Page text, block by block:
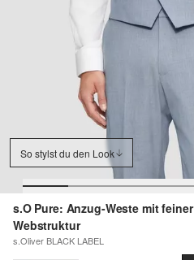
So stylst du den Look
s.O Pure: Anzug-Weste mit feiner
Webstruktur
s.Oliver BLACK LABEL